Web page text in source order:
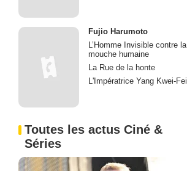
Fujio Harumoto
L’Homme Invisible contre la
mouche humaine
La Rue de la honte
L'Impératrice Yang Kwei-Fei
Toutes les actus Ciné &
Séries